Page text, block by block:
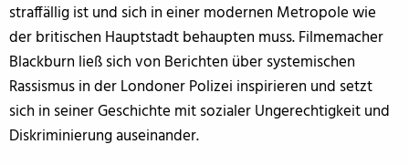
straffällig ist und sich in einer modernen Metropole wie
der britischen Hauptstadt behaupten muss. Filmemacher
Blackburn ließ sich von Berichten über systemischen
Rassismus in der Londoner Polizei inspirieren und setzt
sich in seiner Geschichte mit sozialer Ungerechtigkeit und
Diskriminierung auseinander.